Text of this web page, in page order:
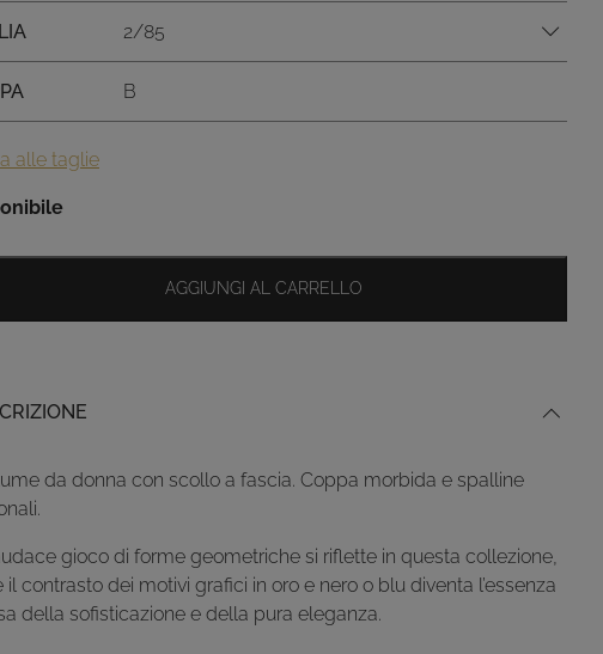
2/85
B
alle taglie
AGGIUNGI AL CARRELLO
da donna con scollo a fascia. Coppa morbida e spalline
gioco di forme geometriche si riflette in questa collezione,
il contrasto dei motivi grafici in oro e nero o blu diventa l’essenza
della sofisticazione e della pura eleganza.